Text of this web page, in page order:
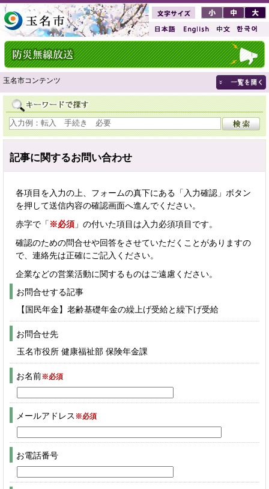
玉名市コンテンツ
記事に関するお問い合わせ
各項目を入力の上、フォームの真下にある「入力確認」ボタン
を押して送信内容の確認画面へ進んでください。
赤字で「 ※必須 」の付いた項目は入力必須項目です。
確認のための問合せや回答をさせていただくことがありますの
で、連絡先は正確にご記入ください。
企業などの営業活動に関するものはご遠慮ください。
お問合せする記事
【国民年金】老齢基礎年金の繰上げ受給と繰下げ受給
お問合せ先
玉名市役所 健康福祉部 保険年金課
お名前※必須
メールアドレス ※必須
お電話番号